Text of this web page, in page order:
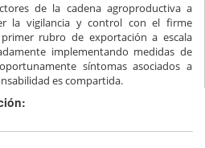
de la cadena agroproductiva a
la vigilancia y control con el firme
rubro de exportación a escala
implementando medidas de
síntomas asociados a
es compartida.